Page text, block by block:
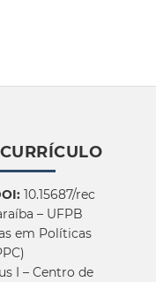
10.15687/rec
– UFPB
em Políticas
I – Centro de